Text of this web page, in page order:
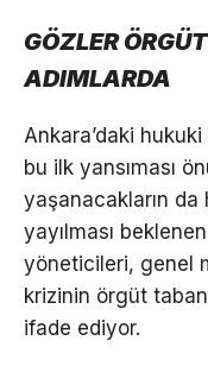
GÖZLER
ADIMLARDA
Ankara’daki
bu ilk yansıması
yaşanacakların da
yayılması
yöneticileri, genel
krizinin örgüt
ifade ediyor.